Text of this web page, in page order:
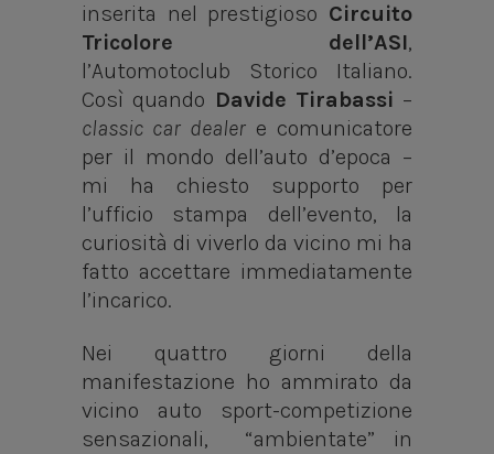
inserita nel prestigioso Circuito
Tricolore dell’ASI,
l’Automotoclub Storico Italiano.
Così quando Davide Tirabassi –
classic car dealer e comunicatore
per il mondo dell’auto d’epoca –
mi ha chiesto supporto per
l’ufficio stampa dell’evento, la
curiosità di viverlo da vicino mi ha
fatto accettare immediatamente
l’incarico.
Nei quattro giorni della
manifestazione ho ammirato da
vicino auto sport-competizione
sensazionali, “ambientate” in